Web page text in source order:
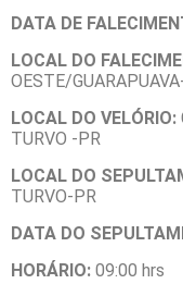
DATA DE
LOCAL DO
OESTE/
LOCAL DO VELÓRIO:
TURVO -PR
LOCAL DO
TURVO-PR
DATA DO
HORÁRIO: 09:00 hrs